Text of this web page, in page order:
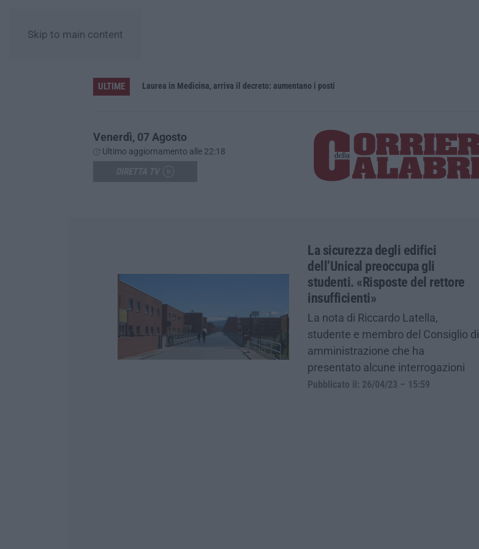
Skip to main content
ULTIME
Sistema bibliotecario vibonese, la dura replica di Soriano e Romeo: «Il fallimento è di chi ha staccato la spina» Laurea in Medicina, arriva il decreto: aumentano i posti
Venerdì, 07 Agosto
Ultimo aggiornamento alle 22:18
La sicurezza degli edifici
dell’Unical preoccupa gli
studenti. «Risposte del rettore
insufficienti»
La nota di Riccardo Latella,
studente e membro del Consiglio di
amministrazione che ha
presentato alcune interrogazioni
Pubblicato il: 26/04/23 – 15:59